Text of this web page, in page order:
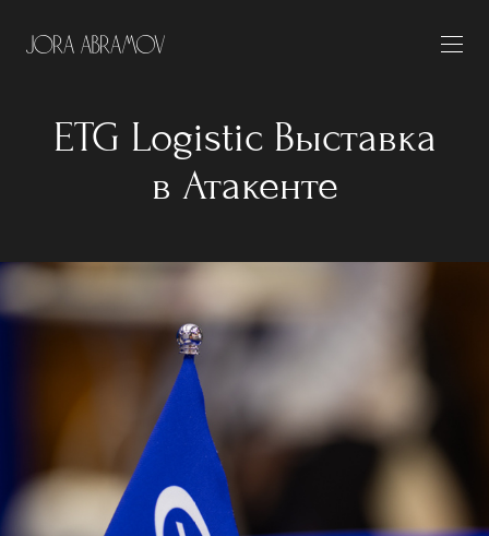
ETG Logistic Выставка
в Атакенте